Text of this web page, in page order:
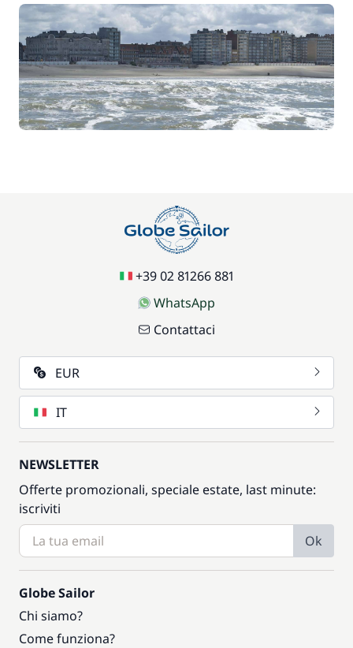
Pacchetto pulizia con prodotti bio 15,00 €
Paddle (SUP) 77,00 €
/ settimana
Parcheggio auto 70,00 €
/ settimana
+39 02 81266 881
WhatsApp
Contattaci
EUR
IT
NEWSLETTER
Offerte promozionali, speciale estate, last minute:
iscriviti
Ok
Globe Sailor
Chi siamo?
Come funziona?